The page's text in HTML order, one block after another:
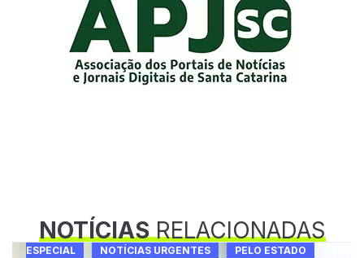
NOTÍCIASRELACIONADAS
ESPECIAL NOTÍCIAS URGENTES PELO ESTADO